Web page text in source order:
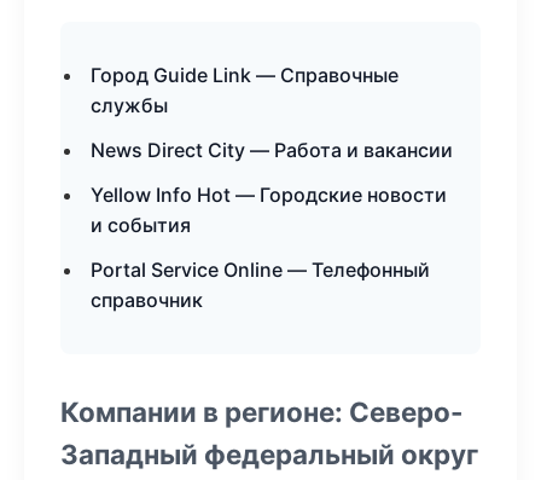
Город Guide Link — Справочные
службы
News Direct City — Работа и вакансии
Yellow Info Hot — Городские новости
и события
Portal Service Online — Телефонный
справочник
Компании в регионе: Северо-
Западный федеральный округ